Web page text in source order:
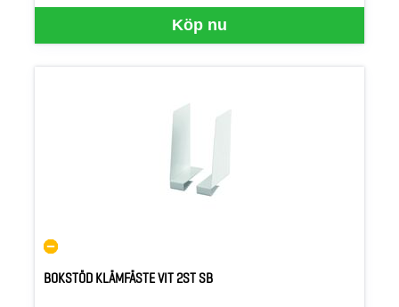
Köp nu
BOKSTÖD KLÄMFÄSTE VIT 2ST SB